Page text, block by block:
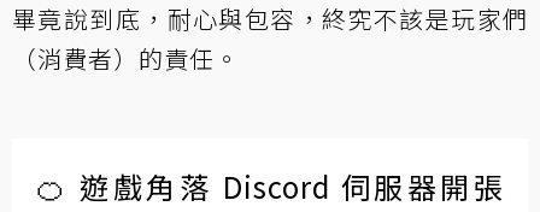
畢竟說到底，耐心與包容，終究不該是玩家們
（消費者）的責任。
🍊 遊戲角落 Discord 伺服器開張